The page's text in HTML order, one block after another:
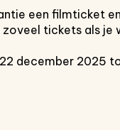
een filmticket
tickets als je
december 2025